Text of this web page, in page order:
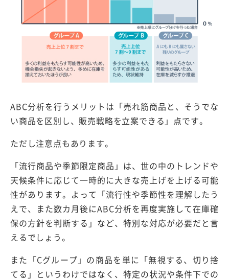
ABC分析を行うメリットは「売れ筋商品と、そうでな
い商品を区別し、販売戦略を立案できる」点です。
ただし注意点もあります。
「流行商品や季節限定商品」は、世の中のトレンドや
天候条件に応じて一時的に大きな売上げを上げる可能
性があります。よって「流行性や季節性を理解したう
えで、また数カ月後にABC分析を再度実施して在庫確
保の方針を判断する」など、特別な対応が必要だと言
えるでしょう。
また「Cグループ」の商品を単に「無視する、切り捨
てる」というわけではなく、特定の状況や条件下での